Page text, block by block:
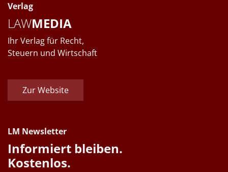
Verlag
LAWMEDIA
Ihr Verlag für Recht,
Steuern und Wirtschaft
Zur Website
LM Newsletter
Informiert bleiben.
Kostenlos.